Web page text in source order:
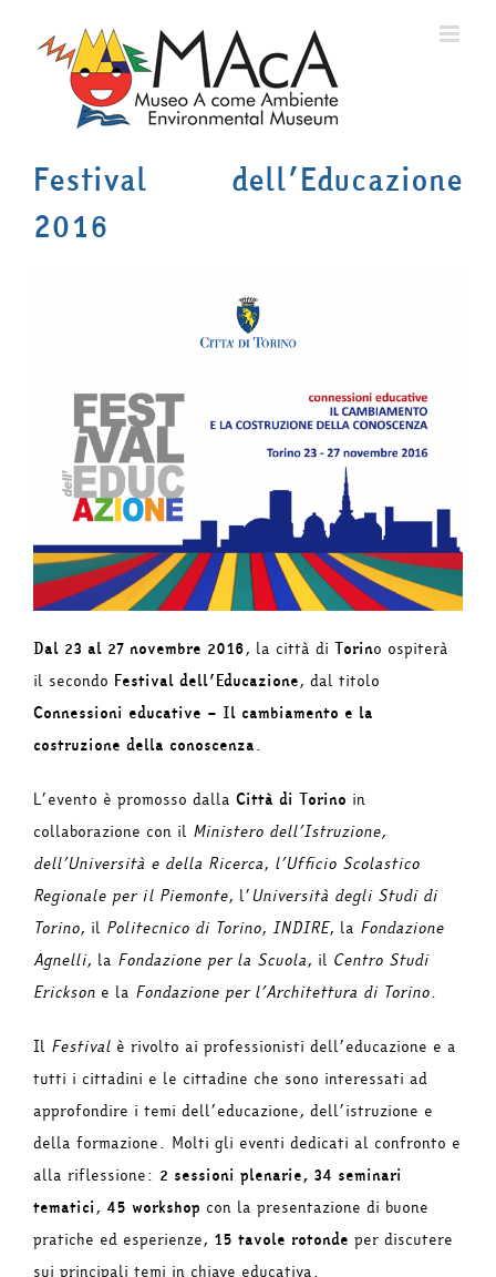
contenuto
Festival dell’Educazione
2016
Dal 23 al 27 novembre 2016, la città di Torino ospiterà
il secondo Festival dell’Educazione, dal titolo
Connessioni educative – Il cambiamento e la
costruzione della conoscenza.
L’evento è promosso dalla Città di Torino in
collaborazione con il Ministero dell’Istruzione,
dell’Università e della Ricerca, l’Ufficio Scolastico
Regionale per il Piemonte, l’Università degli Studi di
Torino, il Politecnico di Torino, INDIRE, la Fondazione
Agnelli, la Fondazione per la Scuola, il Centro Studi
Erickson e la Fondazione per l’Architettura di Torino.
Il Festival è rivolto ai professionisti dell’educazione e a
tutti i cittadini e le cittadine che sono interessati ad
approfondire i temi dell’educazione, dell’istruzione e
della formazione. Molti gli eventi dedicati al confronto e
alla riflessione: 2 sessioni plenarie, 34 seminari
tematici, 45 workshop con la presentazione di buone
pratiche ed esperienze, 15 tavole rotonde per discutere
sui principali temi in chiave educativa.